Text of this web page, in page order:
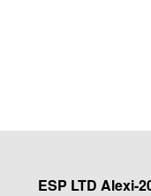
ESP LTD Alexi-